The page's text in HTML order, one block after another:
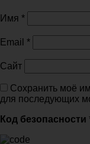
Имя *
Email *
Сайт
Сохранить моё
для последующих
Код безопасности